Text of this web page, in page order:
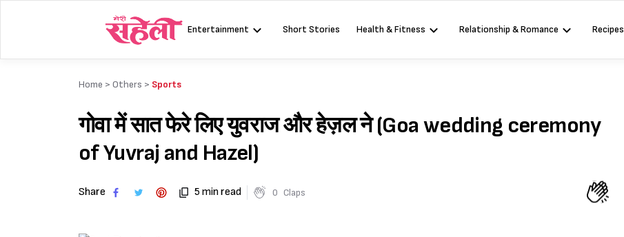
Entertainment Short Stories Health & Fitness Relationship & Romance Recipes
Home > Others > Sports
गोवा में सात फेरे लिए युवराज और हेज़ल ने (Goa wedding ceremony
of Yuvraj and Hazel)
Share 5 min read 0 Claps